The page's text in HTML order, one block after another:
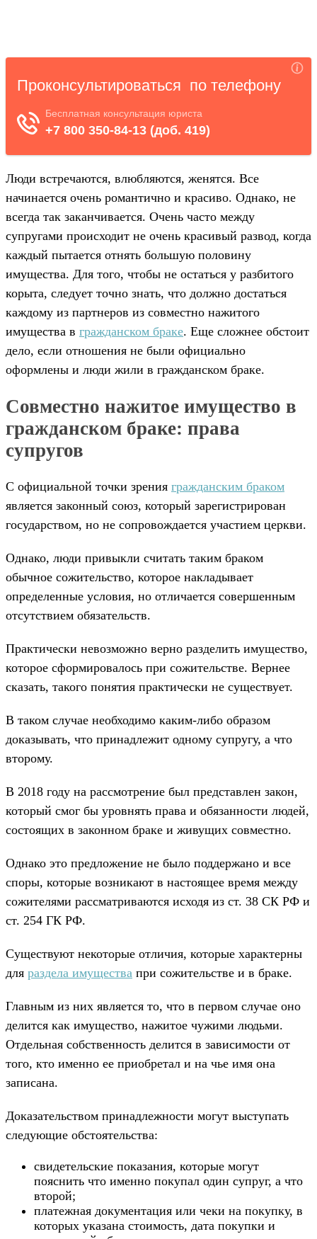
Люди встречаются, влюбляются, женятся. Все
начинается очень романтично и красиво. Однако, не
всегда так заканчивается. Очень часто между
супругами происходит не очень красивый развод, когда
каждый пытается отнять большую половину
имущества. Для того, чтобы не остаться у разбитого
корыта, следует точно знать, что должно достаться
каждому из партнеров из совместно нажитого
имущества в гражданском браке. Еще сложнее обстоит
дело, если отношения не были официально
оформлены и люди жили в гражданском браке.
Совместно нажитое имущество в
гражданском браке: права
супругов
С официальной точки зрения гражданским браком
является законный союз, который зарегистрирован
государством, но не сопровождается участием церкви.
Однако, люди привыкли считать таким браком
обычное сожительство, которое накладывает
определенные условия, но отличается совершенным
отсутствием обязательств.
Практически невозможно верно разделить имущество,
которое сформировалось при сожительстве. Вернее
сказать, такого понятия практически не существует.
В таком случае необходимо каким-либо образом
доказывать, что принадлежит одному супругу, а что
второму.
В 2018 году на рассмотрение был представлен закон,
который смог бы уровнять права и обязанности людей,
состоящих в законном браке и живущих совместно.
Однако это предложение не было поддержано и все
споры, которые возникают в настоящее время между
сожителями рассматриваются исходя из ст. 38 СК РФ и
ст. 254 ГК РФ.
Существуют некоторые отличия, которые характерны
для раздела имущества при сожительстве и в браке.
Главным из них является то, что в первом случае оно
делится как имущество, нажитое чужими людьми.
Отдельная собственность делится в зависимости от
того, кто именно ее приобретал и на чье имя она
записана.
Доказательством принадлежности могут выступать
следующие обстоятельства:
свидетельские показания, которые могут
пояснить что именно покупал один супруг, а что
второй;
платежная документация или чеки на покупку, в
которых указана стоимость, дата покупки и